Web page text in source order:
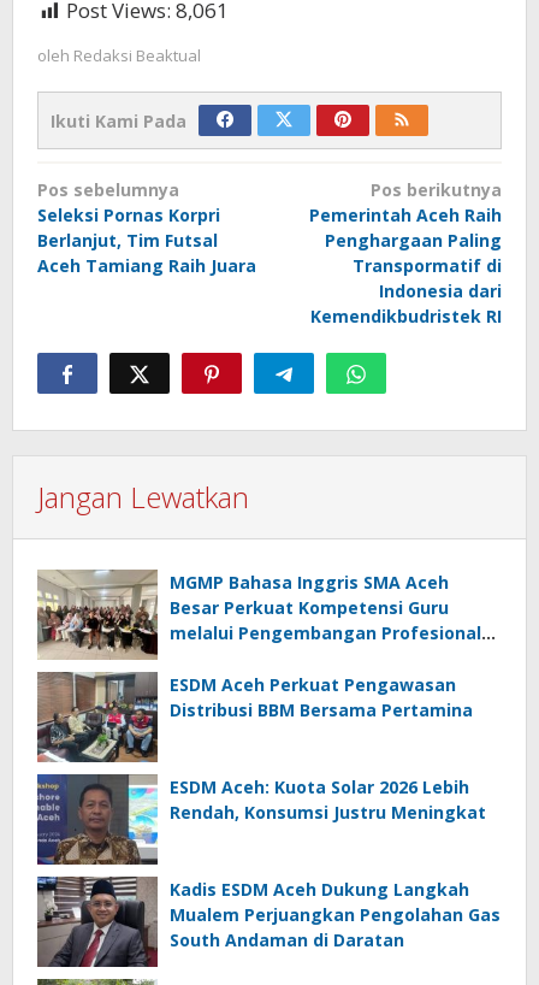
Post Views: 8,061
oleh Redaksi Beaktual
Ikuti Kami Pada
Navigasi
pos
Pos sebelumnya
Seleksi Pornas Korpri
Berlanjut, Tim Futsal
Aceh Tamiang Raih Juara
Pos berikutnya
Pemerintah Aceh Raih
Penghargaan Paling
Transpormatif di
Indonesia dari
Kemendikbudristek RI
Jangan Lewatkan
MGMP Bahasa Inggris SMA Aceh
Besar Perkuat Kompetensi Guru
melalui Pengembangan Profesional
ESDM Aceh Perkuat Pengawasan
Distribusi BBM Bersama Pertamina
ESDM Aceh: Kuota Solar 2026 Lebih
Rendah, Konsumsi Justru Meningkat
Kadis ESDM Aceh Dukung Langkah
Mualem Perjuangkan Pengolahan Gas
South Andaman di Daratan